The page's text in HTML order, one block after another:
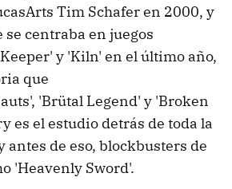
Tim Schafer en 2000, y
centraba en juegos
y 'Kiln' en el último año,
que
'Brütal Legend' y 'Broken
es el estudio detrás de toda la
antes de eso, blockbusters de
'Heavenly Sword'.